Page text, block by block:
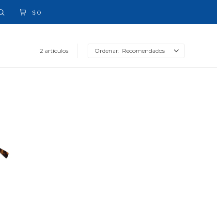
$ 0
2 artículos Recomendados